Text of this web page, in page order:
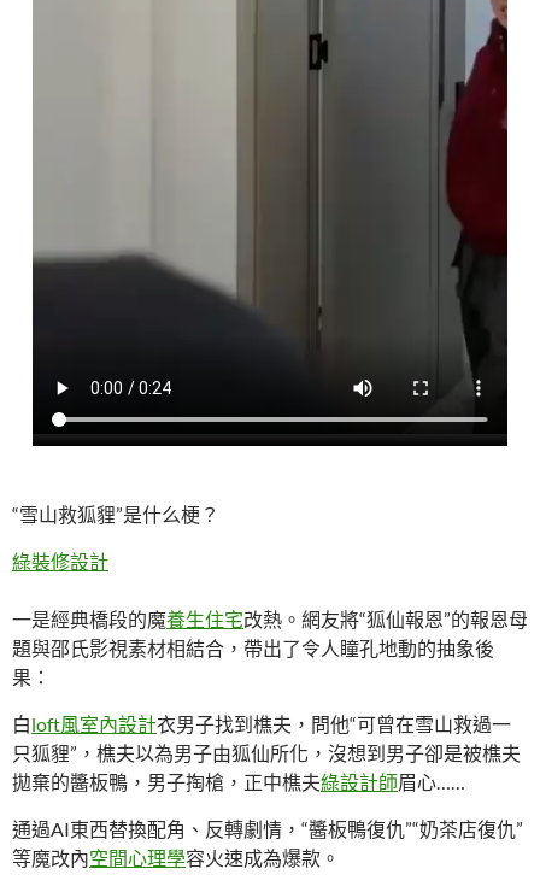
“雪山救狐貍”是什么梗？
綠裝修設計
一是經典橋段的魔養生住宅改熱。網友將“狐仙報恩”的報恩母
題與邵氏影視素材相結合，帶出了令人瞳孔地動的抽象後
果：
白loft風室內設計衣男子找到樵夫，問他“可曾在雪山救過一
只狐貍”，樵夫以為男子由狐仙所化，沒想到男子卻是被樵夫
拋棄的醬板鴨，男子掏槍，正中樵夫綠設計師眉心……
通過AI東西替換配角、反轉劇情，“醬板鴨復仇”“奶茶店復仇”
等魔改內空間心理學容火速成為爆款。